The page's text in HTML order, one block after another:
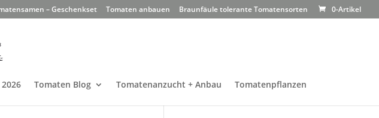
– Geschenkset Tomaten anbauen Braunfäule tolerante Tomatensorten 0-Artikel
Tomaten Blog Tomatenanzucht + Anbau Tomatenpflanzen